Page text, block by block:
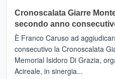
tra
sapori
e
vicoli
medievali
Mondello
(Palermo)
–
“E
adesso
Pasta
–
Cronoscalata Giarre
secondo anno
È Franco Caruso ad
consecutivo la Cronoscalata
Memorial Isidoro Di Grazia,
Acireale, in sinergia...